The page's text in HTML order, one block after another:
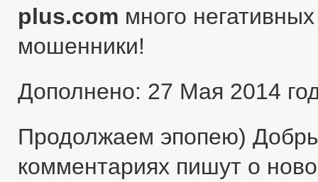
plus.com много
мошенники!
Дополнено: 27 Мая 2014
Продолжаем эпопею)
комментариях пишут о